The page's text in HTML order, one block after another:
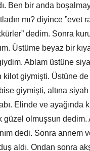
Ben bir anda
mı? diyince ”evet
dedim. Sonra
Üstüme beyaz bir
Ablam üstüne
kilot giymişti. Üstüne
giymişti, altına siyah
Elinde ve ayağında
güzel olmuşsun dedim.
dedi. Sonra annem
aldı. Ondan sonra